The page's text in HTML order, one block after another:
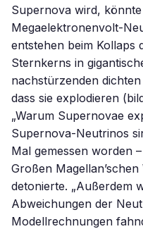
Supernova wird,
Megaelektronenvolt-
entstehen beim Kollaps
Sternkerns in
nachstürzenden
dass sie explodieren
„Warum Supernovae
Supernova-Neutrinos
Mal gemessen worden
Großen
detonierte. „Außerdem
Abweichungen der
Modellrechnungen